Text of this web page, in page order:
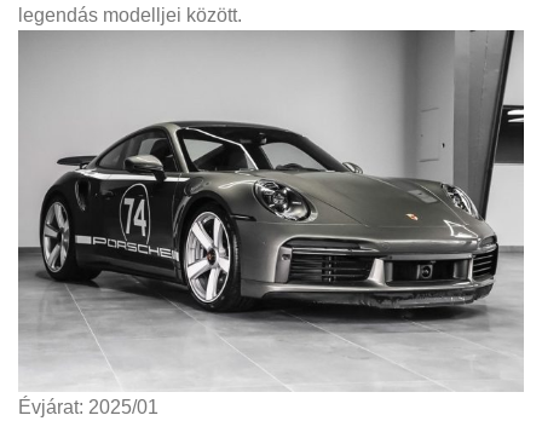
legendás modelljei között.
Évjárat: 2025/01